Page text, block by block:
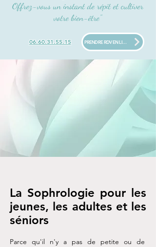
Offrez-vous un instant de répit et cultiver
votre bien-être"
06.60.31.55.15 PRENDRE RDV EN LIGNE
La Sophrologie pour les
jeunes, les adultes et les
séniors
Parce qu'il n'y a pas de petite ou de